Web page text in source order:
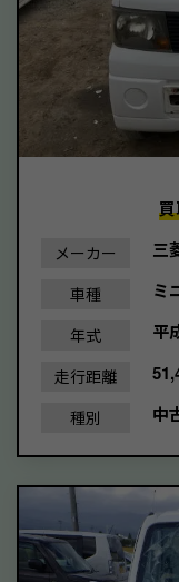
メーカー 三
車種 ミ
年式 平
走行距離
種別 中